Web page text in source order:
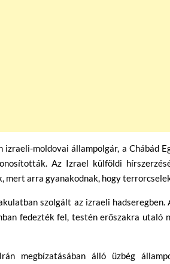
moldovai állampolgár, a Chábád
Az Izrael külföldi
arra gyanakodnak, hogy
szolgált az izraeli
fedezték fel, testén erőszakra utaló
megbízatásában álló üzbég